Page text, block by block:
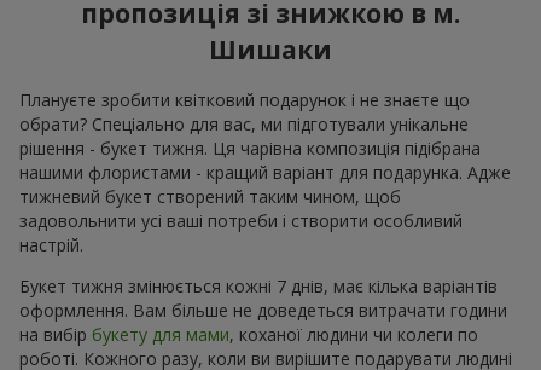
пропозиція зі знижкою в м.
Шишаки
Плануєте зробити квітковий подарунок і не знаєте що
обрати? Спеціально для вас, ми підготували унікальне
рішення - букет тижня. Ця чарівна композиція підібрана
нашими флористами - кращий варіант для подарунка. Адже
тижневий букет створений таким чином, щоб
задовольнити усі ваші потреби і створити особливий
настрій.
Букет тижня змінюється кожні 7 днів, має кілька варіантів
оформлення. Вам більше не доведеться витрачати години
на вибір букету для мами, коханої людини чи колеги по
роботі. Кожного разу, коли ви вирішите подарувати людині